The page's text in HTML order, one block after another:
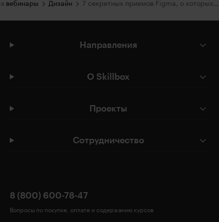
вебинары Дизайн 7 секретных приемов Figma, о которых вы не знали
Направления
О Skillbox
Проекты
Сотрудничество
8 (800) 600-78-47
Вопросы по покупке, оплате и содержанию курсов